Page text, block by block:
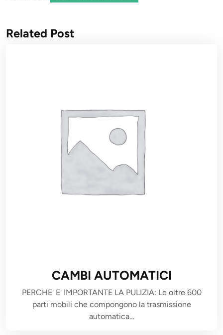
Related Post
CAMBI AUTOMATICI
PERCHE' E' IMPORTANTE LA PULIZIA: Le oltre 600
parti mobili che compongono la trasmissione
automatica…